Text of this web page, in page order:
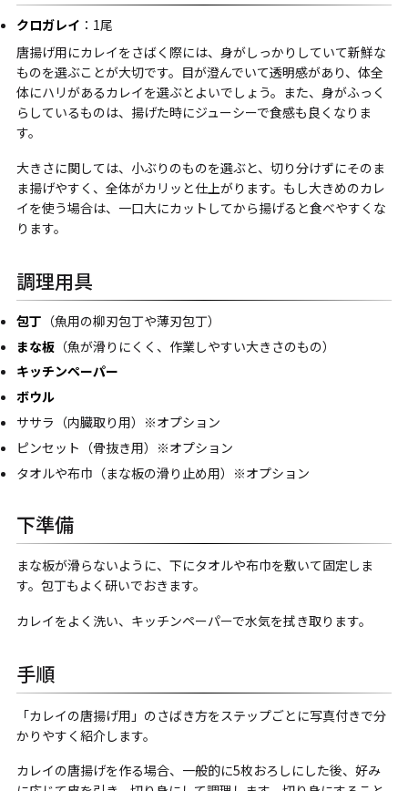
クロガレイ ：1尾
唐揚げ用にカレイをさばく際には、身がしっかりしていて新鮮な
ものを選ぶことが大切です。目が澄んでいて透明感があり、体全
体にハリがあるカレイを選ぶとよいでしょう。また、身がふっく
らしているものは、揚げた時にジューシーで食感も良くなりま
す。
大きさに関しては、小ぶりのものを選ぶと、切り分けずにそのま
ま揚げやすく、全体がカリッと仕上がります。もし大きめのカレ
イを使う場合は、一口大にカットしてから揚げると食べやすくな
ります。
調理用具
包丁 （魚用の柳刃包丁や薄刃包丁）
まな板（魚が滑りにくく、作業しやすい大きさのもの）
キッチンペーパー
ボウル
ササラ（内臓取り用）※オプション
ピンセット（骨抜き用）※オプション
タオルや布巾（まな板の滑り止め用）※オプション
下準備
まな板が滑らないように、下にタオルや布巾を敷いて固定しま
す。包丁もよく研いでおきます。
カレイをよく洗い、キッチンペーパーで水気を拭き取ります。
手順
「カレイの唐揚げ用」のさばき方をステップごとに写真付きで分
かりやすく紹介します。
カレイの唐揚げを作る場合、一般的に5枚おろしにした後、好み